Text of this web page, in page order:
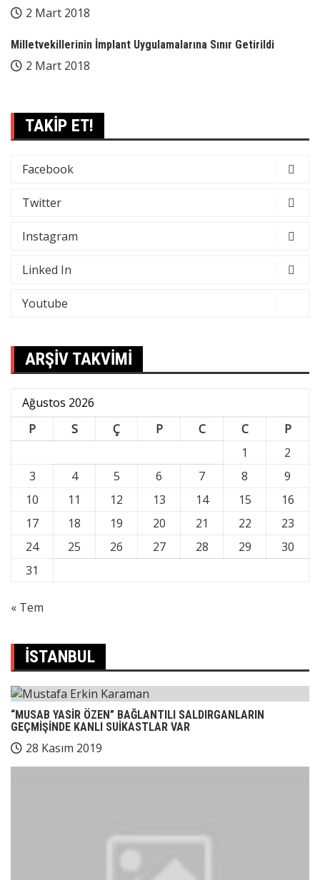
2 Mart 2018
Milletvekillerinin İmplant Uygulamalarına Sınır Getirildi
2 Mart 2018
TAKİP ET!
Facebook
Twitter
Instagram
Linked In
Youtube
ARŞİV TAKVİMİ
Ağustos 2026
P
S Ç P C C
P
1
2
3
4 5 6 7 8
9
10
11 12 13 14 15
16
17
18 19 20 21 22
23
24
25 26 27 28 29
30
31
« Tem
İSTANBUL
“MUSAB YASİR ÖZEN” BAĞLANTILI SALDIRGANLARIN
GEÇMİŞİNDE KANLI SUİKASTLAR VAR
28 Kasım 2019